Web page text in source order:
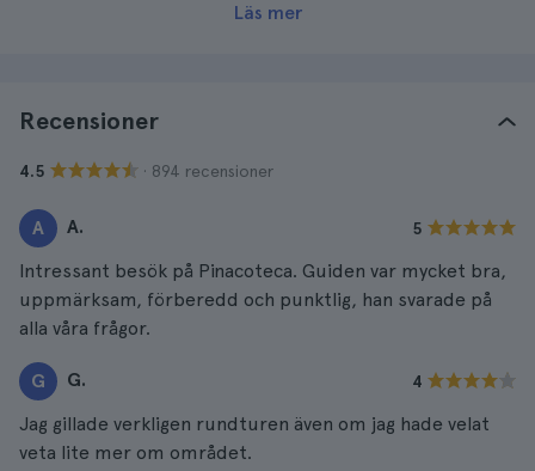
Läs mer
Recensioner
4.5 · 894 recensioner
A A. 5
Intressant besök på Pinacoteca. Guiden var mycket bra,
uppmärksam, förberedd och punktlig, han svarade på
alla våra frågor.
G G. 4
Jag gillade verkligen rundturen även om jag hade velat
veta lite mer om området.